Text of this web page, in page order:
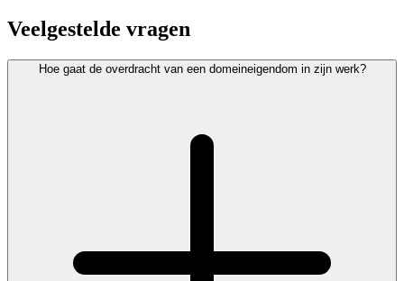
Veelgestelde vragen
Hoe gaat de overdracht van een domeineigendom in zijn werk?